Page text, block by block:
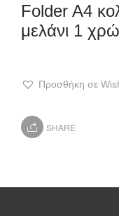
Folder A4
μελάνι 1
Προσθήκη σε
SHARE